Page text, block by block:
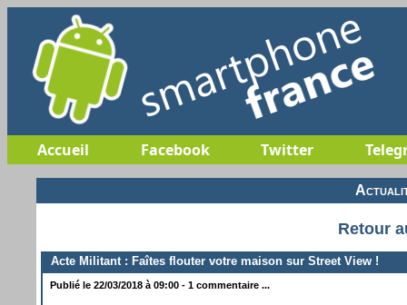
Accueil Facebook Twitter
Retour
Acte Militant : Faîtes flouter votre maison sur Street View !
Publié le 22/03/2018 à 09:00 - 1 commentaire ...